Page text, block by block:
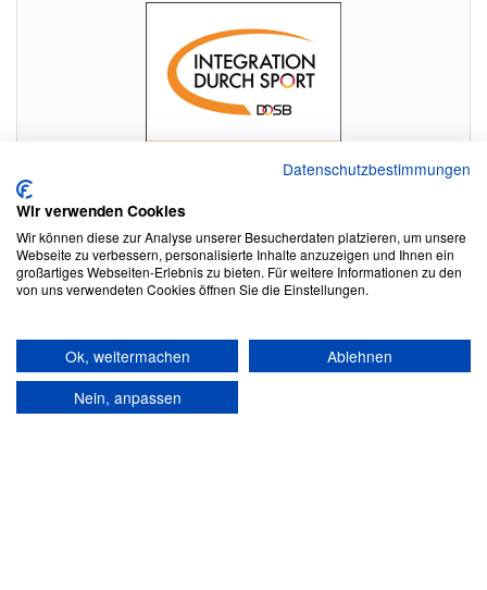
Stolz präsentiert von
Datenschutzbestimmungen
Wir verwenden Cookies
Wir können diese zur Analyse unserer Besucherdaten platzieren, um unsere
Webseite zu verbessern, personalisierte Inhalte anzuzeigen und Ihnen ein
großartiges Webseiten-Erlebnis zu bieten. Für weitere Informationen zu den
von uns verwendeten Cookies öffnen Sie die Einstellungen.
Ok, weitermachen
Ablehnen
Nein, anpassen